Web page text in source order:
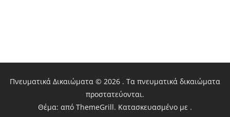
Πνευματικά Δικαιώματα © 2026 . Τα πνευματικά δικαιώματα
προστατεύονται.
Θέμα: από ThemeGrill. Κατασκευασμένο με .